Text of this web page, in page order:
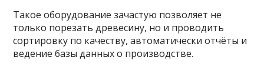
Такое оборудование зачастую позволяет не
только порезать древесину, но и проводить
сортировку по качеству, автоматически отчёты и
ведение базы данных о производстве.